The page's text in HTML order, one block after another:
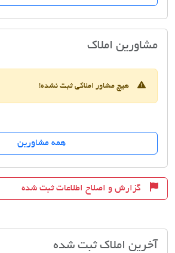
مشاورین املاکمسکن کامرانیه
هیچ مشاور املاکی ثبت نشده!
همه مشاورین
گزارش و اصلاح اطلاعات ثبت شده
آخرین املاک ثبت شده